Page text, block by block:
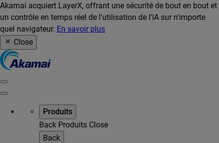
Akamai acquiert LayerX, offrant une sécurité de bout en bout et
un contrôle en temps réel de l'utilisation de l'IA sur n'importe
quel navigateur. En savoir plus
Close
Produits
Back Produits Close
Back